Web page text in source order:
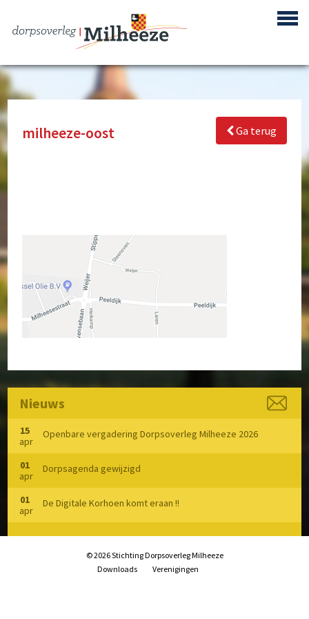
Gebiedsontwikkeling ‘Achter de Berke’
Speelvoorzieningen
Archief
Ga terug
milheeze-oost
Nieuws
15
apr
Openbare vergadering Dorpsoverleg Milheeze 2026
01
apr
Dorpsagenda gewijzigd
01
apr
De Digitale Korhoen komt eraan !!
© 2026 Stichting Dorpsoverleg Milheeze
Downloads
Verenigingen